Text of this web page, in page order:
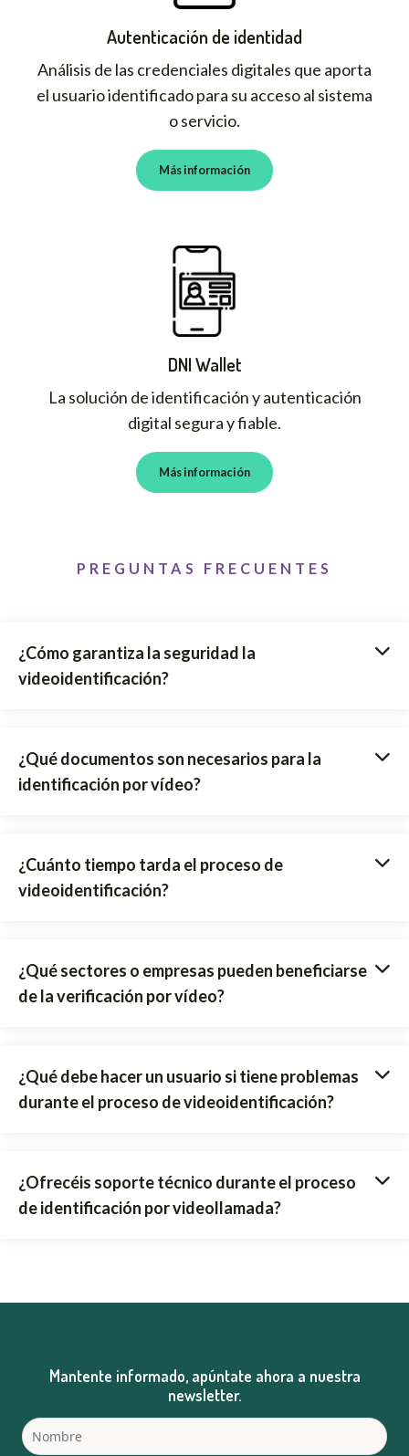
Autenticación de identidad
Análisis de las credenciales digitales que aporta
el usuario identificado para su acceso al sistema
o servicio.
Más información
DNI Wallet
La solución de identificación y autenticación
digital segura y fiable.
Más información
PREGUNTAS FRECUENTES
¿Cómo garantiza la seguridad la
videoidentificación?
¿Qué documentos son necesarios para la
identificación por vídeo?
¿Cuánto tiempo tarda el proceso de
videoidentificación?
¿Qué sectores o empresas pueden beneficiarse
de la verificación por vídeo?
¿Qué debe hacer un usuario si tiene problemas
durante el proceso de videoidentificación?
¿Ofrecéis soporte técnico durante el proceso
de identificación por videollamada?
Mantente informado, apúntate ahora a nuestra
newsletter.